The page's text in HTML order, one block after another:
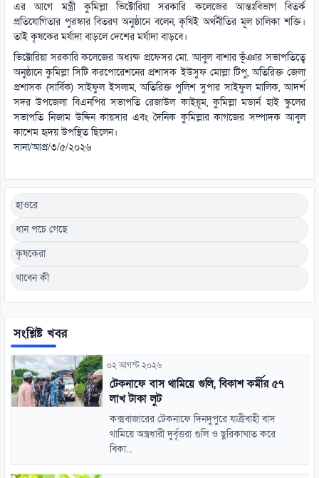
এর আগে মন্ত্রী কুমিল্লা ভিক্টোরিয়া সরকারি কলেজের আন্তঃবিভাগ বিতর্ক
প্রতিযোগিতার পুরস্কার বিতরণ অনুষ্ঠানে বলেন, কৃষিই অর্থনীতির মূল চালিকা শক্তি।
তাই কৃষকের মর্যাদা বাড়লে দেশের মর্যাদা বাড়বে।
ভিক্টোরিয়া সরকারি কলেজের অধ্যক্ষ প্রফেসর মো. আবুল বাশার ভূঁঞার সভাপতিত্বে
অনুষ্ঠানে কুমিল্লা সিটি করপোরেশনের প্রশাসক ইউসুফ মোল্লা টিপু, অতিরিক্ত জেলা
প্রশাসক (সার্বিক) সাইফুল ইসলাম, অতিরিক্ত পুলিশ সুপার সাইফুল মালিক, আদর্শ
সদর উপজেলা বিএনপির সভাপতি রেজাউল কাইয়ূম, কুমিল্লা মডার্ন হাই স্কুলের
সভাপতি নিজাম উদ্দিন কায়সার এবং দৈনিক কুমিল্লার কাগজের সম্পাদক আবুল
কাশেম হৃদয় উপস্থিত ছিলেন।
সানা/আপ্র/৩/৫/২০২৬
হাওরে
ধান পচে গেছে
কৃষকেরা
খাবেন কী
সংশ্লিষ্ট খবর
০২ আগস্ট ২০২৬
টেকনাফে বাস থামিয়ে গুলি, বিকাশ কর্মীর ৫৭
লাখ টাকা লুট
কক্সবাজারের টেকনাফে দিনদুপুরে যাত্রীবাহী বাস
থামিয়ে অস্ত্রধারী দুর্বৃত্তরা গুলি ও ছুরিকাঘাত করে
বিকা...